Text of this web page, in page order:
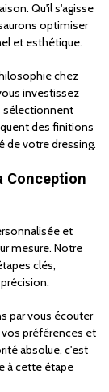
Qu'il s'agisse
optimiser
et esthétique.
chez
investissez
sélectionnent
des finitions
de votre dressing.
Conception
et
mesure. Notre
clés,
par vous écouter
préférences et
absolue, c'est
à cette étape